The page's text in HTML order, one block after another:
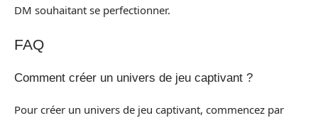
DM souhaitant se perfectionner.
FAQ
Comment créer un univers de jeu captivant ?
Pour créer un univers de jeu captivant, commencez par